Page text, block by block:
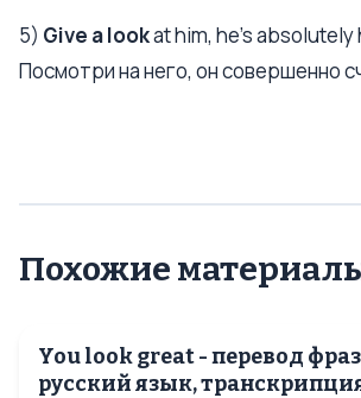
5) Give a lookat him, he’s
Посмотри на него, он совершенно
Похожие
You look great - перевод
русский язык,